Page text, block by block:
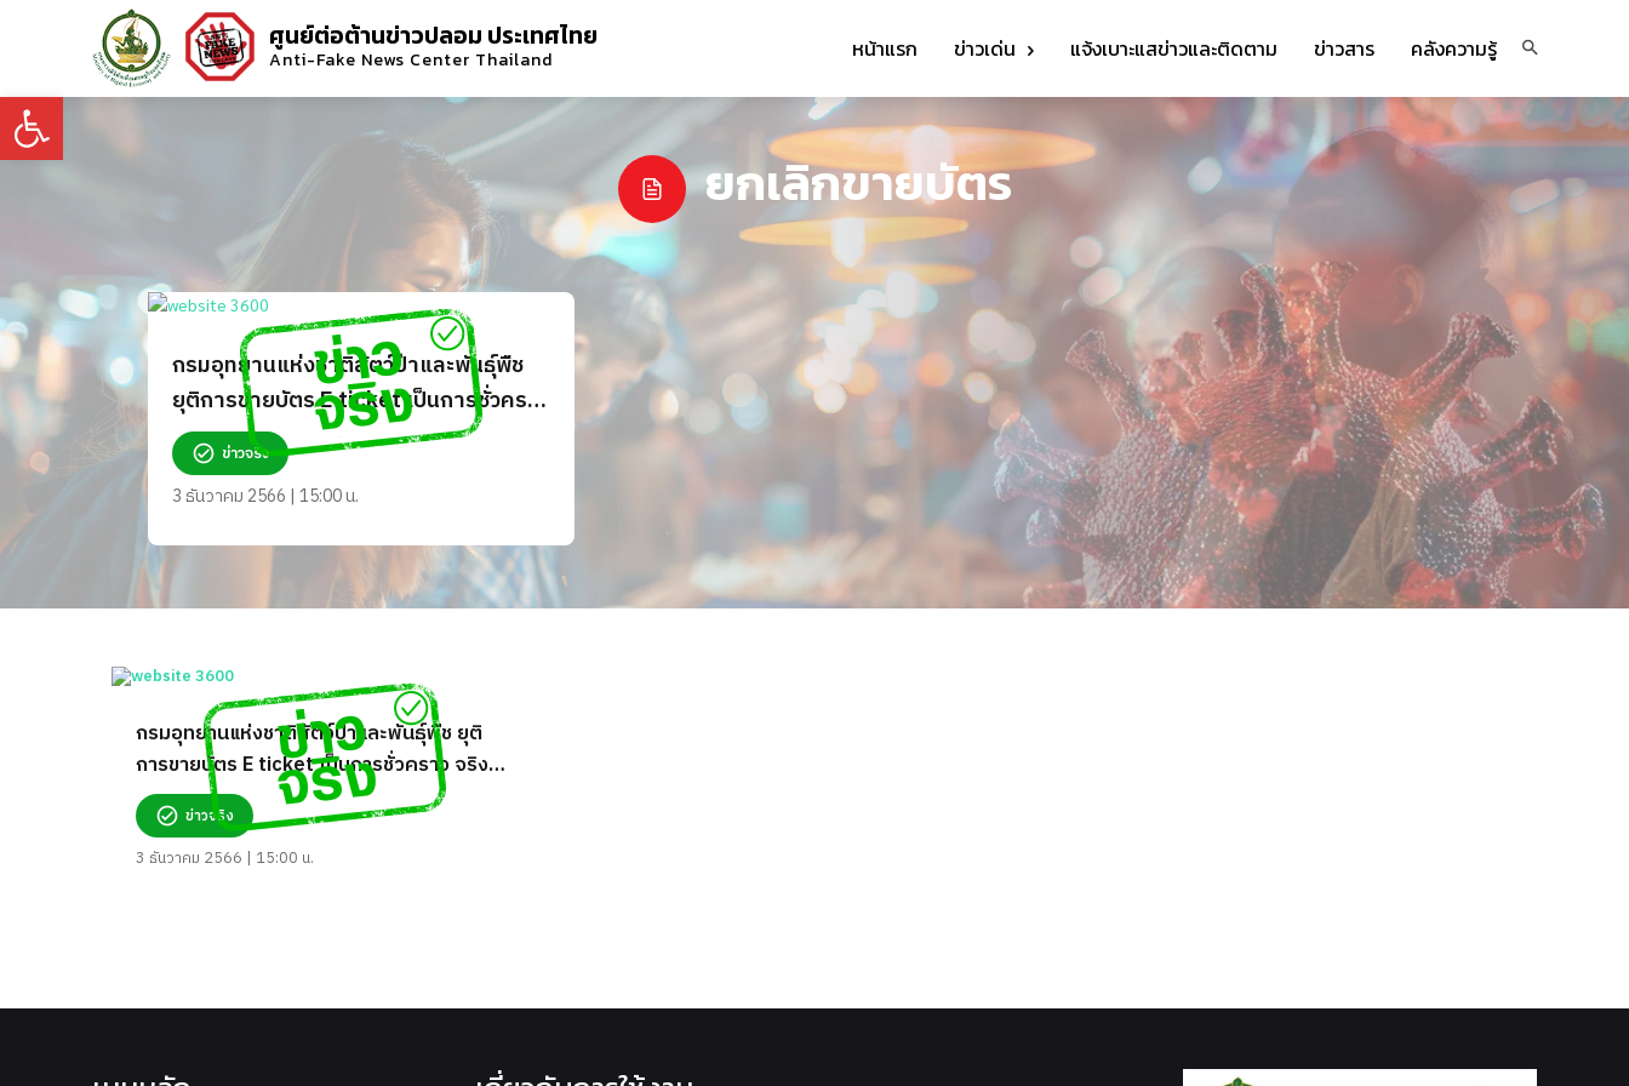
Open toolbar
ศูนย์ต่อต้านข่าวปลอม ประเทศไทย
Anti-Fake News Center Thailand หน้าแรก ข่าวเด่น แจ้งเบาะแสข่าวและติดตาม ข่าวสาร คลังความรู้
ยกเลิกขายบัตร
กรมอุทยานแห่งชาติสัตว์ป่าและพันธุ์พืช
ยุติการขายบัตร E ticket เป็นการชั่วคราว
จริงหรือ?
ข่าวจริง
3 ธันวาคม 2566 | 15:00 น.
กรมอุทยานแห่งชาติสัตว์ป่าและพันธุ์พืช ยุติ
การขายบัตร E ticket เป็นการชั่วคราว จริง
หรือ?
ข่าวจริง
3 ธันวาคม 2566 | 15:00 น.